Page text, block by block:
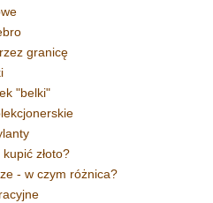
granicę
"belki"
złoto?
- w czym różnica?